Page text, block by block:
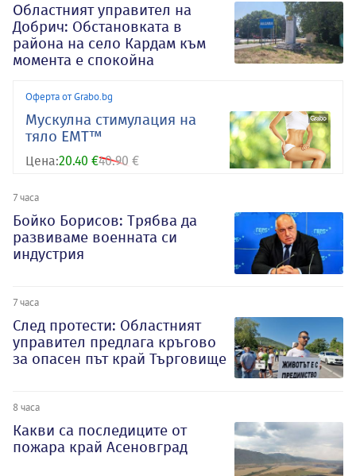
Oбластният управител на
Добрич: Обстановката в
района на село Кардам към
момента е спокойна
Оферта от Grabo.bg
Mускулна стимулация на
тяло EMT™
Цена:20.40 €40.90 €
7 часа
Бойко Борисов: Трябва да
развиваме военната си
индустрия
7 часа
След протести: Областният
управител предлага кръгово
за опасен път край Търговище
8 часа
Какви са последиците от
пожара край Асеновград